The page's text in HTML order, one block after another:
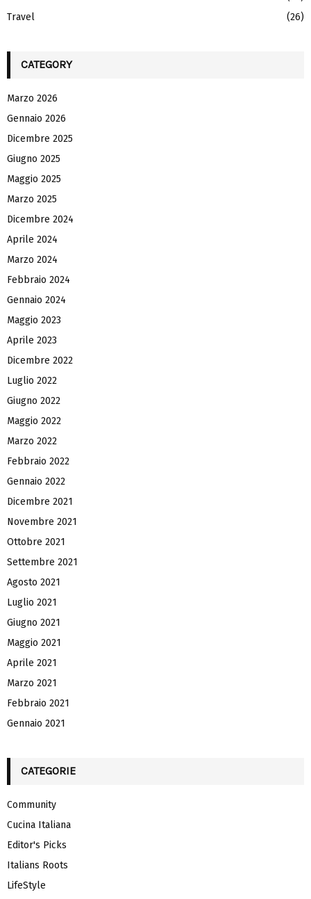
Travel
(26)
CATEGORY
Marzo 2026
Gennaio 2026
Dicembre 2025
Giugno 2025
Maggio 2025
Marzo 2025
Dicembre 2024
Aprile 2024
Marzo 2024
Febbraio 2024
Gennaio 2024
Maggio 2023
Aprile 2023
Dicembre 2022
Luglio 2022
Giugno 2022
Maggio 2022
Marzo 2022
Febbraio 2022
Gennaio 2022
Dicembre 2021
Novembre 2021
Ottobre 2021
Settembre 2021
Agosto 2021
Luglio 2021
Giugno 2021
Maggio 2021
Aprile 2021
Marzo 2021
Febbraio 2021
Gennaio 2021
CATEGORIE
Community
Cucina Italiana
Editor's Picks
Italians Roots
LifeStyle